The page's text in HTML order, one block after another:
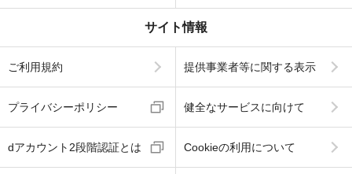
サイト情報
ご利用規約 提供事業者等に関する表示
プライバシーポリシー 健全なサービスに向けて
dアカウント2段階認証とは Cookieの利用について